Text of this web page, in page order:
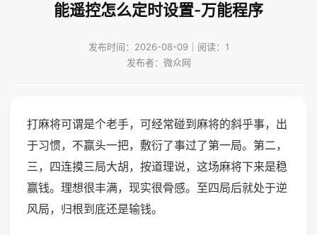
能遥控怎么定时设置-万能程序
发布时间：2026-08-09｜阅读：1
发布者：微众网
打麻将可谓是个老手，可经常碰到麻将的斜乎事，出
于习惯，不赢头一把，敷衍了事过了第一局。第二，
三，四连摸三局大胡，按道理说，这场麻将下来是稳
赢钱。理想很丰满，现实很骨感。至四局后就处于逆
风局，归根到底还是输钱。